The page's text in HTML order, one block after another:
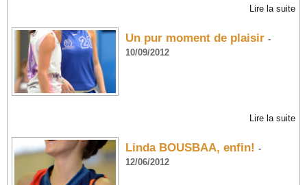
Lire la suite
Un pur moment de plaisir -
10/09/2012
Lire la suite
Linda BOUSBAA, enfin! -
12/06/2012